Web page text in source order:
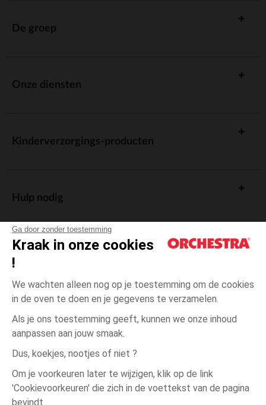
Ga door zonder toestemming
Kraak in onze cookies
!
We wachten alleen nog op je toestemming om de cookies
in de oven te doen en je gegevens te verzamelen.
Als je ons toestemming geeft, kunnen we onze inhoud
aanpassen aan jouw smaak.
Dus, koekjes, nootjes of niet ?
Om je voorkeuren later te wijzigen, klik op de link
'Cookievoorkeuren' die zich in de voettekst van de pagina
bevindt.
Ecru Ecru
3
De groep
Onze diensten
Kinderverzorgings-producten
Hulp nodig
Algemene verkoopsvoorwaarden
Wettelijke bepalingen
Persoonsgegevens